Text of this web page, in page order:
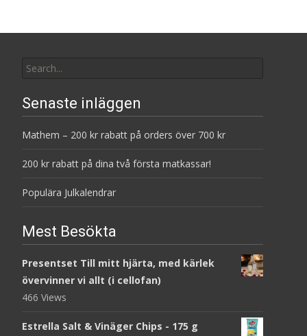
for:
Senaste inläggen
Mathem – 200 kr rabatt på orders över 700 kr
200 kr rabatt på dina två första matkassar!
Populära Julkalendrar
Mest Besökta
Presentset Till mitt hjärta, med kärlek
övervinner vi allt (i cellofan)
466 Views
Estrella Salt & Vinäger Chips - 175 g